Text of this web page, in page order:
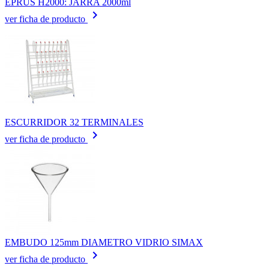
EPRUS H2000: JARRA 2000ml
ver ficha de producto
keyboard_arrow_right
ESCURRIDOR 32 TERMINALES
ver ficha de producto
keyboard_arrow_right
EMBUDO 125mm DIAMETRO VIDRIO SIMAX
ver ficha de producto
keyboard_arrow_right